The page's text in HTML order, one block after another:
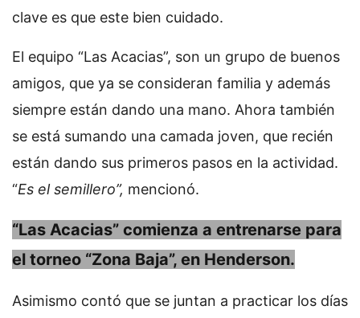
clave es que este bien cuidado.
El equipo “Las Acacias”, son un grupo de buenos
amigos, que ya se consideran familia y además
siempre están dando una mano. Ahora también
se está sumando una camada joven, que recién
están dando sus primeros pasos en la actividad.
“Es el semillero”, mencionó.
“Las Acacias” comienza a entrenarse para
el torneo “Zona Baja”, en Henderson.
Asimismo contó que se juntan a practicar los días